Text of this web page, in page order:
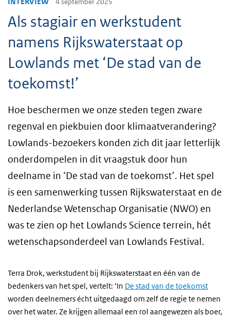
Als stagiair en werkstudent
namens Rijkswaterstaat op
Lowlands met ‘De stad van de
toekomst!’
Hoe beschermen we onze steden tegen zware
regenval en piekbuien door klimaatverandering?
Lowlands-bezoekers konden zich dit jaar letterlijk
onderdompelen in dit vraagstuk door hun
deelname in ‘De stad van de toekomst’. Het spel
is een samenwerking tussen Rijkswaterstaat en de
Nederlandse Wetenschap Organisatie (NWO) en
was te zien op het Lowlands Science terrein, hét
wetenschapsonderdeel van Lowlands Festival.
Terra Drok, werkstudent bij Rijkswaterstaat en één van de
bedenkers van het spel, vertelt: ‘In De stad van de toekomst
worden deelnemers écht uitgedaagd om zelf de regie te nemen
over het water. Ze krijgen allemaal een rol aangewezen als boer,